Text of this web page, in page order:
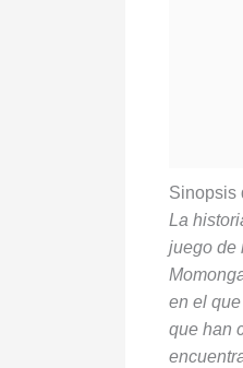
Sinopsis
La
juego de
en el
que han